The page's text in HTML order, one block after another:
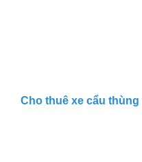
Cho thuê xe cẩu